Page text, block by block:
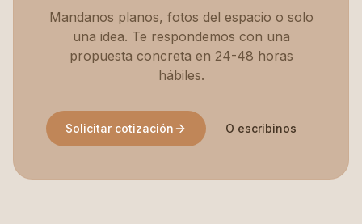
Mandanos planos, fotos del espacio o solo
una idea. Te respondemos con una
propuesta concreta en 24-48 horas
hábiles.
Solicitar cotización O escribinos